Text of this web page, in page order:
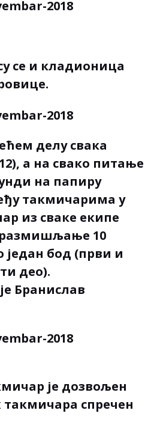
се и кладионица
делу свака
а на свако питање
на папиру
такмичарима у
из сваке екипе
размишљање 10
један бод (први и
део).
Бранислав
је дозвољен
такмичара спречен